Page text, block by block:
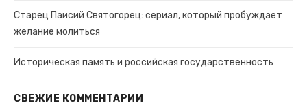
Старец Паисий Святогорец: сериал, который пробуждает
желание молиться
Историческая память и российская государственность
СВЕЖИЕ КОММЕНТАРИИ